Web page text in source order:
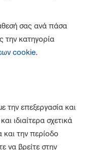
σας ανά πάσα
την κατηγορία
cookie.
την επεξεργασία και
ιδιαίτερα σχετικά
και την περίοδο
να βρείτε στην